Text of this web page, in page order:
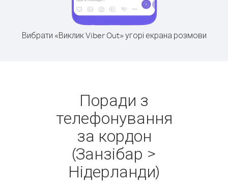
Вибрати «Виклик Viber Out» угорі екрана розмови
Поради з
телефонування
за кордон
(Занзібар >
Нідерланди)